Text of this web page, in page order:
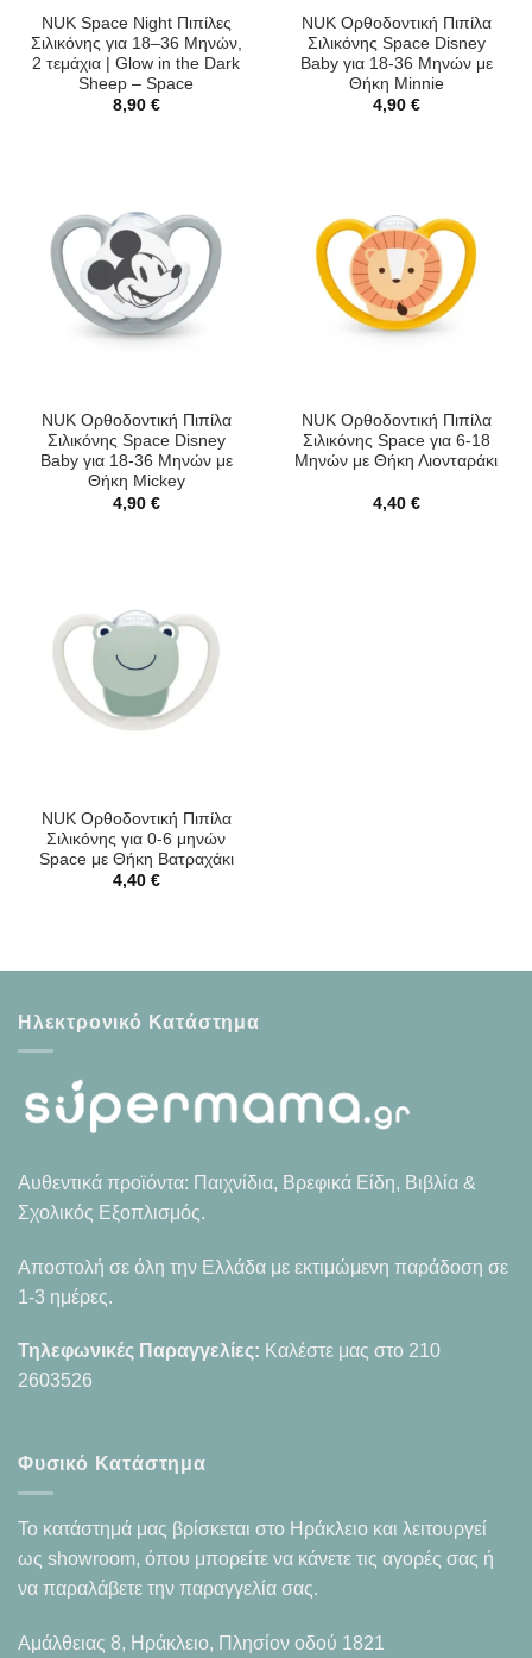
NUK Space Night Πιπίλες
Σιλικόνης για 18–36 Μηνών,
2 τεμάχια | Glow in the Dark
Sheep – Space
8,90 €
NUK Ορθοδοντική Πιπίλα
Σιλικόνης Space Disney
Baby για 18-36 Μηνών με
Θήκη Minnie
4,90 €
NUK Ορθοδοντική Πιπίλα
Σιλικόνης Space Disney
Baby για 18-36 Μηνών με
Θήκη Mickey
4,90 €
NUK Ορθοδοντική Πιπίλα
Σιλικόνης Space για 6-18
Μηνών με Θήκη Λιονταράκι
4,40 €
NUK Ορθοδοντική Πιπίλα
Σιλικόνης για 0-6 μηνών
Space με Θήκη Βατραχάκι
4,40 €
Ηλεκτρονικό Κατάστημα
Αυθεντικά προϊόντα: Παιχνίδια, Βρεφικά Είδη, Βιβλία &
Σχολικός Εξοπλισμός.
Αποστολή σε όλη την Ελλάδα με εκτιμώμενη παράδοση σε
1-3 ημέρες.
Τηλεφωνικές Παραγγελίες: Καλέστε μας στο 210
2603526
Φυσικό Κατάστημα
Το κατάστημά μας βρίσκεται στο Ηράκλειο και λειτουργεί
ως showroom, όπου μπορείτε να κάνετε τις αγορές σας ή
να παραλάβετε την παραγγελία σας.
Αμάλθειας 8, Ηράκλειο, Πλησίον οδού 1821